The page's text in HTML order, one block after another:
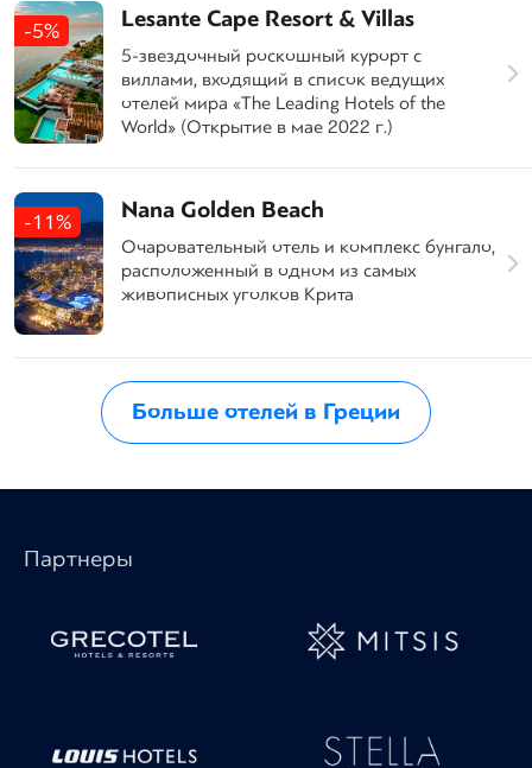
-5% Lesante Cape Resort & Villas
5-звездочный роскошный курорт с
виллами, входящий в список ведущих
отелей мира «The Leading Hotels of the
World» (Открытие в мае 2022 г.)
-11% Nana Golden Beach
Очаровательный отель и комплекс бунгало,
расположенный в одном из самых
живописных уголков Крита
Больше отелей в Греции
Партнеры